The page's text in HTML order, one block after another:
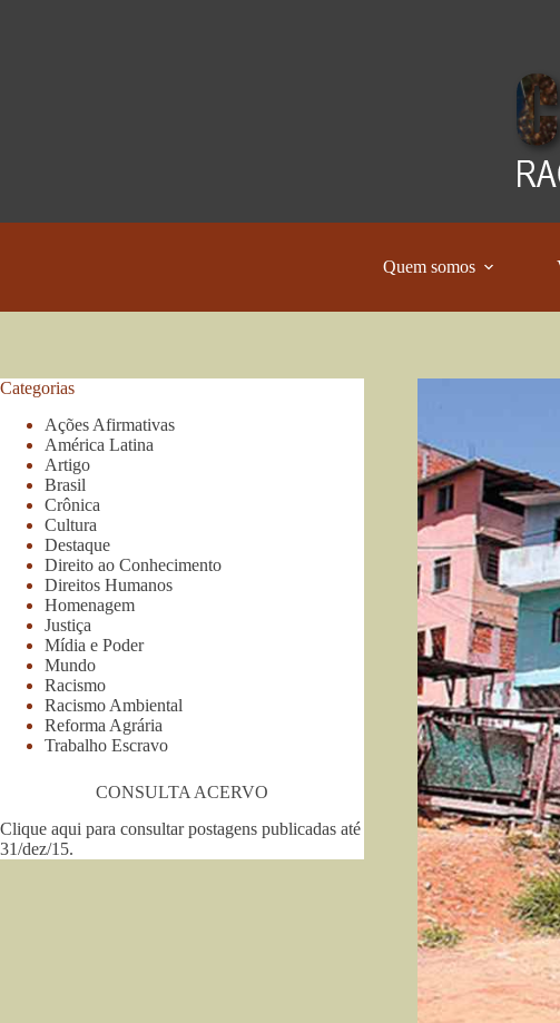
Quem somos
Categorias
Ações Afirmativas
América Latina
Artigo
Brasil
Crônica
Cultura
Destaque
Direito ao Conhecimento
Direitos Humanos
Homenagem
Justiça
Mídia e Poder
Mundo
Racismo
Racismo Ambiental
Reforma Agrária
Trabalho Escravo
CONSULTA ACERVO
Clique aqui para consultar postagens publicadas até
31/dez/15.